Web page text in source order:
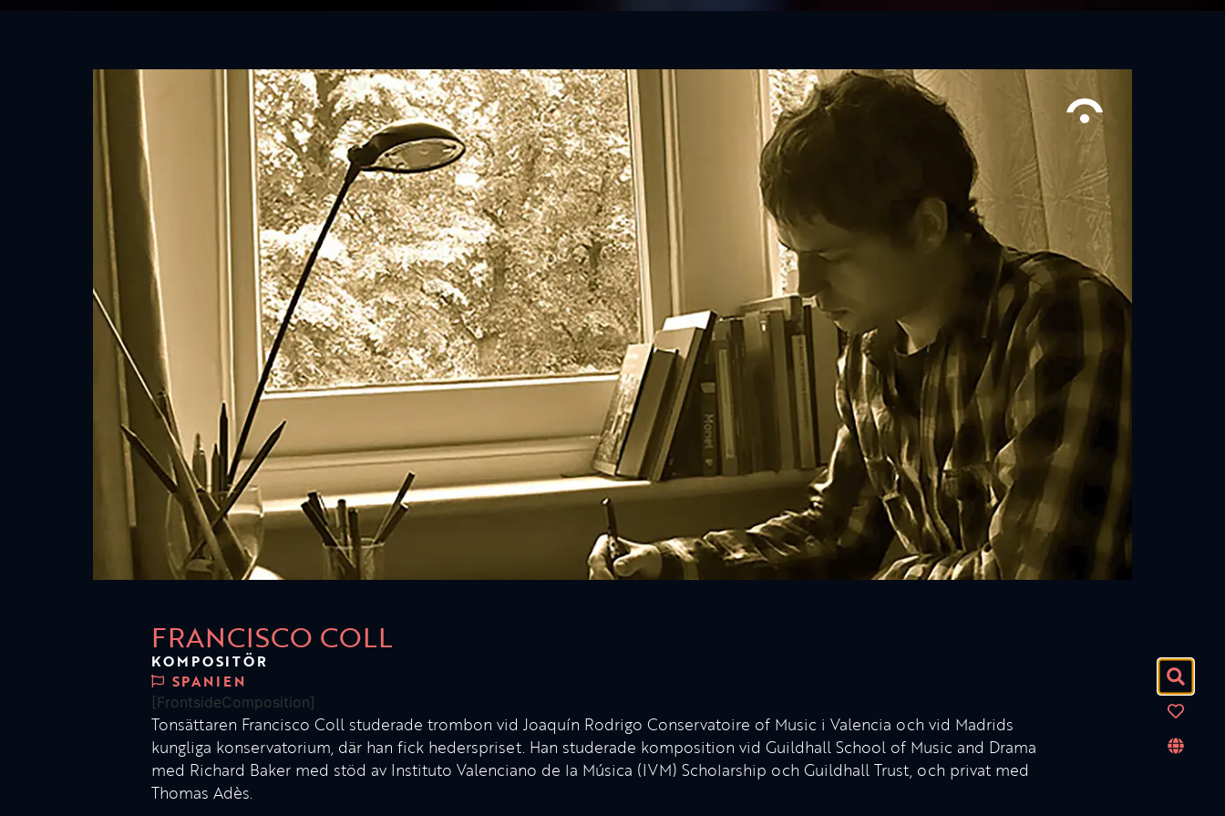
FRANCISCO COLL
KOMPOSITÖR
SPANIEN
[FrontsideComposition]
Tonsättaren Francisco Coll studerade trombon vid Joaquín Rodrigo Conservatoire of Music i Valencia och vid Madrids
kungliga konservatorium, där han fick hederspriset. Han studerade komposition vid Guildhall School of Music and Drama
med Richard Baker med stöd av Instituto Valenciano de la Música (IVM) Scholarship och Guildhall Trust, och privat med
Thomas Adès.